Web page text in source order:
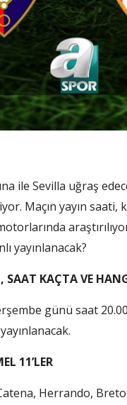
ile Sevilla uğraş
Maçın yayın saati,
yayınlanacak?
SAAT KAÇTA VE
günü saat
11’LER
Herrando,